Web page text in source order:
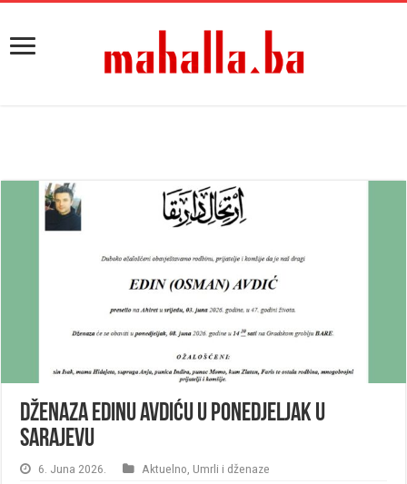
Dženaza Edinu Avdiću u ponedjeljak u
Sarajevu
6. Juna 2026. Aktuelno Umrli i dženaze